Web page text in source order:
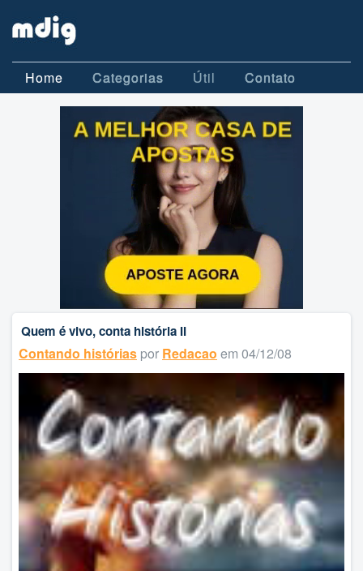
Home Categorias Útil Contato
Quem é vivo, conta história II
Contando histórias por Redacao em 04/12/08